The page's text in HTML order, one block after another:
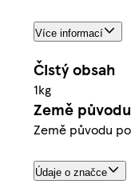
Více informací
Čistý obsah
1kg
Země původu
Země původu
Údaje o značce